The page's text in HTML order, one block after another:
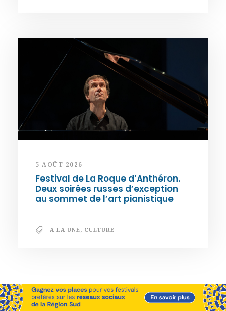
5 AOÛT 2026
Festival de La Roque d’Anthéron.
Deux soirées russes d’exception
au sommet de l’art pianistique
A LA UNE, CULTURE